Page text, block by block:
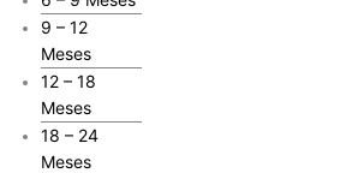
9 – 12
Meses
12 – 18
Meses
18 – 24
Meses